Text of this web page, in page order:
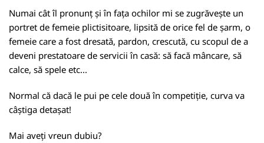
Numai cât îl pronunț și în fața ochilor mi se zugrăvește un
portret de femeie plictisitoare, lipsită de orice fel de șarm, o
femeie care a fost dresată, pardon, crescută, cu scopul de a
deveni prestatoare de servicii în casă: să facă mâncare, să
calce, să spele etc...
Normal că dacă le pui pe cele două în competiție, curva va
câștiga detașat!
Mai aveți vreun dubiu?